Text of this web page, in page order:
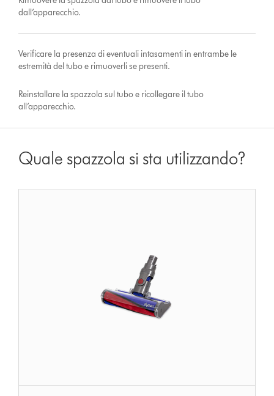
dall’apparecchio.
Verificare la presenza di eventuali intasamenti in entrambe le
estremità del tubo e rimuoverli se presenti.
Reinstallare la spazzola sul tubo e ricollegare il tubo
all’apparecchio.
Quale spazzola si sta utilizzando?